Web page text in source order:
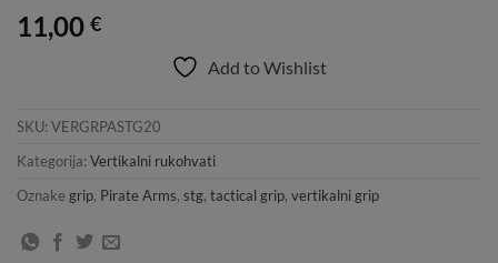
11,00 €
Add to Wishlist
SKU: VERGRPASTG20
Kategorija: Vertikalni rukohvati
Oznake grip, Pirate Arms, stg, tactical grip, vertikalni grip